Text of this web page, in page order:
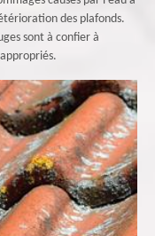
des plafonds.
sont à confier à